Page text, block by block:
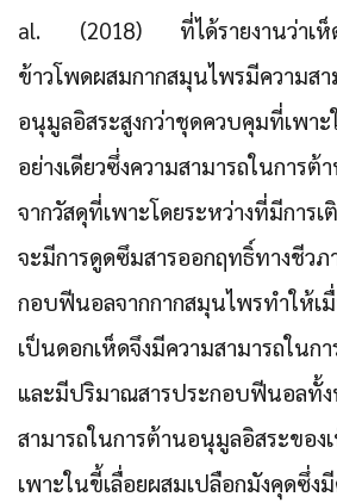
al. (2018) ที่ได้รายงานว่าเห็ด
ข้าวโพดผสมกากสมุนไพรมีความสา
อนุมูลอิสระสูงกว่าชุดควบคุมที่เพาะ
อย่างเดียวซึ่งความสามารถในการต้
จากวัสดุที่เพาะโดยระหว่างที่มีการเ
จะมีการดูดซึมสารออกฤทธิ์ทางชี
กอบฟีนอลจากกากสมุนไพรทำให้เ
เป็นดอกเห็ดจึงมีความสามารถในก
และมีปริมาณสารประกอบฟีนอลทั้
สามารถในการต้านอนุมูลอิสระของ
เพาะในขี้เลื่อยผสมเปลือกมังคุดซึ่ง